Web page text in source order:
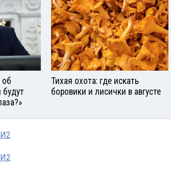
об
будут
Тихая охота: где искать
боровики и лисички в августе